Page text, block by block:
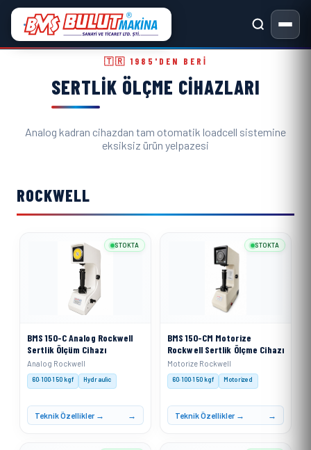
Sertlik Ölçme Cihazları ve
🇹🇷 1985'DEN BERI
SERTLIK ÖLÇME CIHAZLARI
Analog kadran cihazdan tam otomatik loadcell sistemine
eksiksiz ürün yelpazesi
ROCKWELL
BMS 150-C Analog Rockwell
Sertlik Ölçüm Cihazı
Analog Rockwell
60·100·150 kgf Hydraulic
Teknik Özellikler →
STOKTA
BMS 150-CM Motorize
Rockwell Sertlik Ölçme Cihazı
Motorize Rockwell
60·100·150 kgf Motorized
Teknik Özellikler →
STOKTA